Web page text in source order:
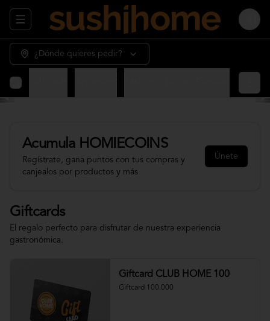
Abrir menu de navegación Login
¿Dónde quieres pedir?
Acumula HOMIECOINS
Regístrate, gana puntos con tus compras y
canjealos por productos y más
Únete
Giftcards
El regalo perfecto para disfrutar de nuestra experiencia
gastronómica.
Giftcard CLUB HOME 100
Giftcard 100.000